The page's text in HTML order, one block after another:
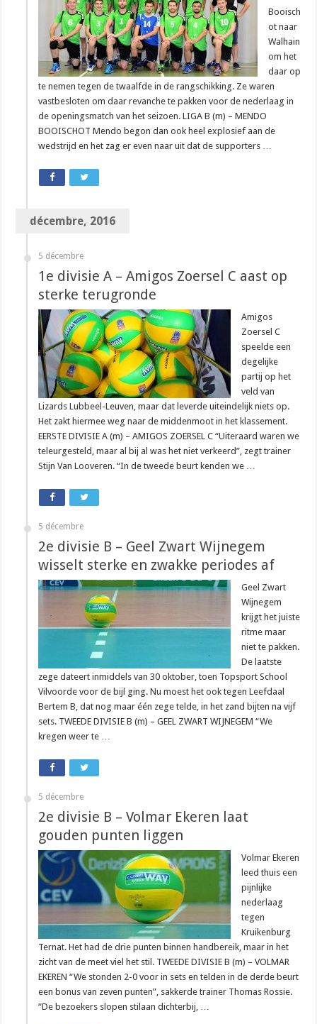
Booisch
ot naar
Walhain
om het
daar op
te nemen tegen de twaalfde in de rangschikking. Ze waren
vastbesloten om daar revanche te pakken voor de nederlaag in
de openingsmatch van het seizoen. LIGA B (m) – MENDO
BOOISCHOT Mendo begon dan ook heel explosief aan de
wedstrijd en het zag er even naar uit dat de supporters …
décembre, 2016
5 décembre
1e divisie A – Amigos Zoersel C aast op
sterke terugronde
Amigos
Zoersel C
speelde een
degelijke
partij op het
veld van
Lizards Lubbeel-Leuven, maar dat leverde uiteindelijk niets op.
Het zakt hiermee weg naar de middenmoot in het klassement.
EERSTE DIVISIE A (m) – AMIGOS ZOERSEL C “Uiteraard waren we
teleurgesteld, maar al bij al was het niet verkeerd”, zegt trainer
Stijn Van Looveren. “In de tweede beurt kenden we …
5 décembre
2e divisie B – Geel Zwart Wijnegem
wisselt sterke en zwakke periodes af
Geel Zwart
Wijnegem
krijgt het juiste
ritme maar
niet te pakken.
De laatste
zege dateert inmiddels van 30 oktober, toen Topsport School
Vilvoorde voor de bijl ging. Nu moest het ook tegen Leefdaal
Bertem B, dat nog maar één zege telde, in het zand bijten na vijf
sets. TWEEDE DIVISIE B (m) – GEEL ZWART WIJNEGEM “We
kregen weer te …
5 décembre
2e divisie B – Volmar Ekeren laat
gouden punten liggen
Volmar Ekeren
leed thuis een
pijnlijke
nederlaag
tegen
Kruikenburg
Ternat. Het had de drie punten binnen handbereik, maar in het
zicht van de meet viel het stil. TWEEDE DIVISIE B (m) – VOLMAR
EKEREN “We stonden 2-0 voor in sets en telden in de derde beurt
een bonus van zeven punten”, sakkerde trainer Thomas Rossie.
“De bezoekers slopen stilaan dichterbij, …